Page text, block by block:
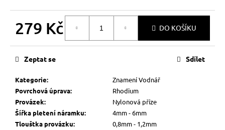
279 Kč DO KOŠÍKU
Kategorie:
Znamení Vodnář
Povrchová úprava:
Rhodium
Provázek:
Nylonová příze
Šířka pletení náramku:
4mm - 6mm
Tlouštka provázku:
0,8mm - 1,2mm
Zeptat se Sdílet